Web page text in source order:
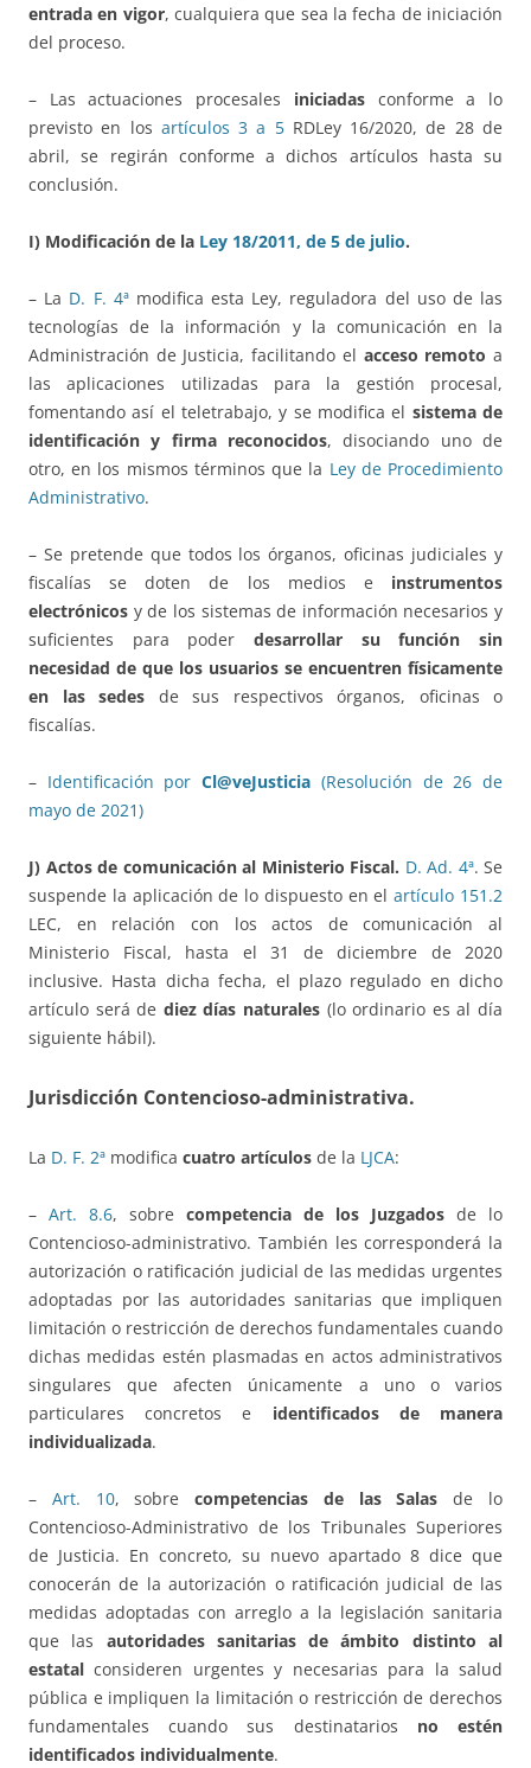
entrada en vigor, cualquiera que sea la fecha de iniciación
del proceso.
– Las actuaciones procesales iniciadasconforme a lo
previsto en los artículos 3 a 5RDLey 16/2020, de 28 de
abril, se regirán conforme a dichos artículos hasta su
conclusión.
I) Modificación de la Ley 18/2011, de 5 de julio.
– La D. F. 4ªmodifica esta Ley, reguladora del uso de las
tecnologías de la información y la comunicación en la
Administración de Justicia, facilitando el acceso remoto a
las aplicaciones utilizadas para la gestión procesal,
fomentando así el teletrabajo, y se modifica el sistema de
identificación y firma reconocidos, disociando uno de
otro, en los mismos términos que la Ley de Procedimiento
Administrativo.
– Se pretende que todos los órganos, oficinas judiciales y
fiscalías se doten de los medios e instrumentos
electrónicos y de los sistemas de información necesarios y
suficientes para poder desarrollar su función
sin
necesidad de que los usuarios se encuentren físicamente
en las sedes de sus respectivos órganos, oficinas o
fiscalías.
– Identificación porCl@veJusticia (Resolución de 26 de
mayo de 2021)
J) Actos de comunicación al Ministerio Fiscal. D. Ad. 4ª. Se
suspende la aplicación de lo dispuesto en elartículo 151.2
LEC, en relación con los actos de comunicación al
Ministerio Fiscal, hasta el 31 de diciembre de 2020
inclusive. Hasta dicha fecha, el plazo regulado en dicho
artículo será de diez días naturales (lo ordinario es al día
siguiente hábil).
Jurisdicción Contencioso-administrativa.
La D. F. 2ª modifica cuatro artículos de la LJCA:
– Art. 8.6, sobre competencia de los Juzgados de lo
Contencioso-administrativo. También les corresponderá la
autorización o ratificación judicial de las medidas urgentes
adoptadas por las autoridades sanitarias que impliquen
limitación o restricción de derechos fundamentales cuando
dichas medidas estén plasmadas en actos administrativos
singulares que afecten únicamente a uno o varios
particulares concretos e identificados de manera
individualizada.
– Art. 10, sobrecompetencias de las Salas de lo
Contencioso-Administrativo de los Tribunales Superiores
de Justicia. En concreto, su nuevo apartado 8 dice que
conocerán de la autorización o ratificación judicial de las
medidas adoptadas con arreglo a la legislación sanitaria
que las autoridades sanitarias de ámbito distinto al
estatal consideren urgentes y necesarias para la salud
pública e impliquen la limitación o restricción de derechos
fundamentales cuando sus destinatarios no estén
identificados individualmente.